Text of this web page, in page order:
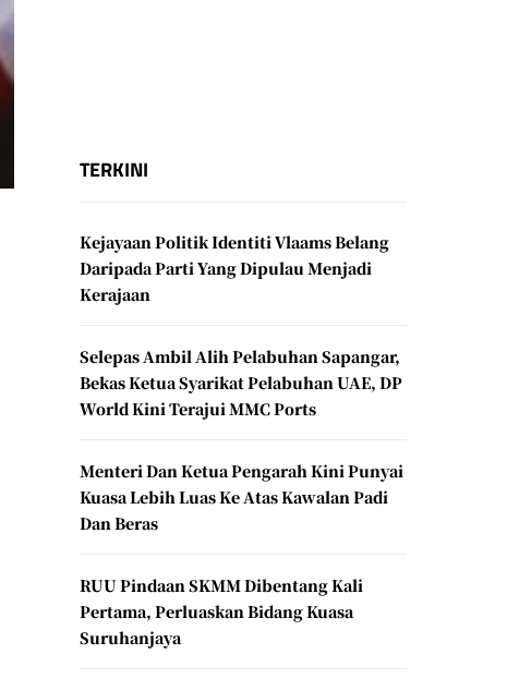
TERKINI
Kejayaan Politik Identiti Vlaams Belang
Daripada Parti Yang Dipulau Menjadi
Kerajaan
Selepas Ambil Alih Pelabuhan Sapangar,
Bekas Ketua Syarikat Pelabuhan UAE, DP
World Kini Terajui MMC Ports
Menteri Dan Ketua Pengarah Kini Punyai
Kuasa Lebih Luas Ke Atas Kawalan Padi
Dan Beras
RUU Pindaan SKMM Dibentang Kali
Pertama, Perluaskan Bidang Kuasa
Suruhanjaya